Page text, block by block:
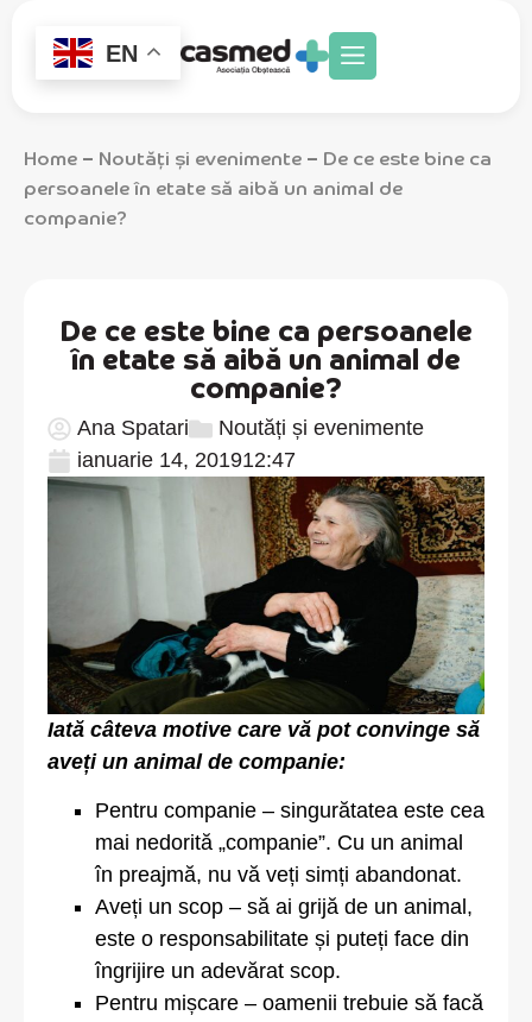
EN
Home – Noutăți și evenimente – De ce este bine ca
persoanele în etate să aibă un animal de
companie?
De ce este bine ca persoanele
în etate să aibă un animal de
companie?
Ana Spatari
Noutăți și evenimente
ianuarie 14, 201912:47
Iată câteva motive care vă pot convinge să
aveți un animal de companie:
Pentru companie – singurătatea este cea
mai nedorită „companie”. Cu un animal
în preajmă, nu vă veți simți abandonat.
Aveți un scop – să ai grijă de un animal,
este o responsabilitate și puteți face din
îngrijire un adevărat scop.
Pentru mișcare – oamenii trebuie să facă